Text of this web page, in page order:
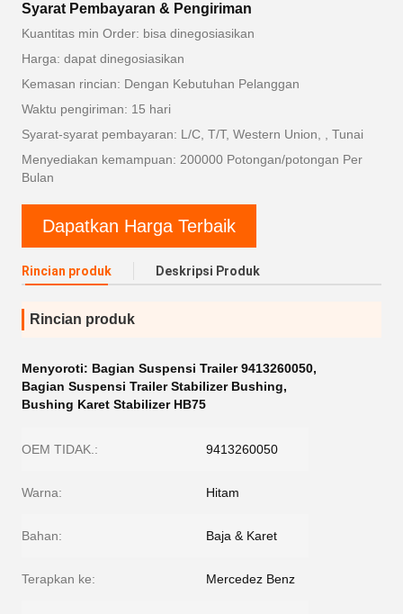
Syarat Pembayaran & Pengiriman
Kuantitas min Order: bisa dinegosiasikan
Harga: dapat dinegosiasikan
Kemasan rincian: Dengan Kebutuhan Pelanggan
Waktu pengiriman: 15 hari
Syarat-syarat pembayaran: L/C, T/T, Western Union, , Tunai
Menyediakan kemampuan: 200000 Potongan/potongan Per
Bulan
Dapatkan Harga Terbaik
Rincian produk Deskripsi Produk
Rincian produk
Menyoroti: Bagian Suspensi Trailer 9413260050,
Bagian Suspensi Trailer Stabilizer Bushing,
Bushing Karet Stabilizer HB75
OEM TIDAK.: 9413260050
Warna: Hitam
Bahan: Baja & Karet
Terapkan ke: Mercedez Benz